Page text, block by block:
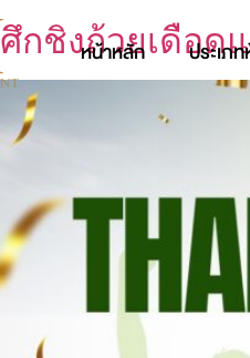
หน้าหลัก ประเภ
ศึกชิงถ้วยเดือด